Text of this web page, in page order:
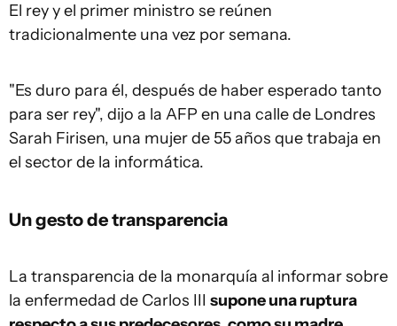
El rey y el primer ministro se reúnen
tradicionalmente una vez por semana.
"Es duro para él, después de haber esperado tanto
para ser rey", dijo a la AFP en una calle de Londres
Sarah Firisen, una mujer de 55 años que trabaja en
el sector de la informática.
Un gesto de transparencia
La transparencia de la monarquía al informar sobre
la enfermedad de Carlos III supone una ruptura